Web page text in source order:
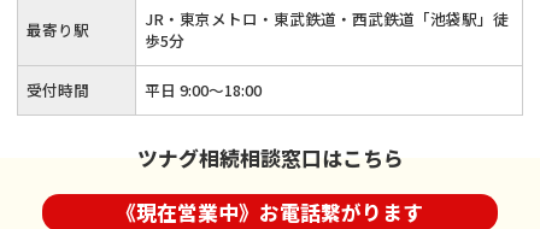
最寄り駅
JR・東京メトロ・東武鉄道・西武鉄道「池袋駅」徒
歩5分
受付時間 平日 9:00～18:00
ツナグ相続相談窓口はこちら
《現在営業中》お電話繋がります